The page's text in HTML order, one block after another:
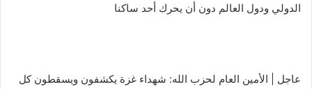
الدولي ودول العالم دون أن يحرك أحد ساكنا
عاجل | الأمين العام لحزب الله: شهداء غزة يكشفون ويسقطون كل